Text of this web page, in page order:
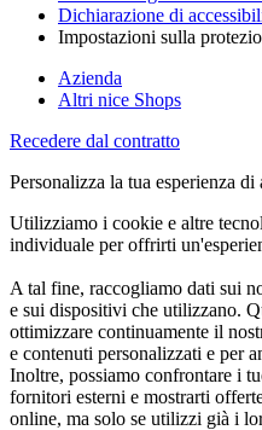
Dichiarazione di
Impostazioni sulla
Azienda
Altri nice Shops
Recedere dal contratto
Personalizza la tua esperienza di
Utilizziamo i cookie e altre
individuale per offrirti
A tal fine, raccogliamo dati sui
e sui dispositivi che utilizzano.
ottimizzare continuamente il
e contenuti personalizzati e per
Inoltre, possiamo confrontare i
fornitori esterni e mostrarti
online, ma solo se utilizzi già i